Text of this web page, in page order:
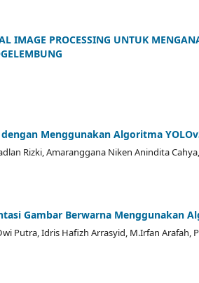
IMAGE PROCESSING UNTUK
Menggunakan Algoritma
Rizki, Amaranggana Niken Anindita
Gambar Berwarna Menggunakan
Putra, Idris Hafizh Arrasyid, M.Irfan Arafah,